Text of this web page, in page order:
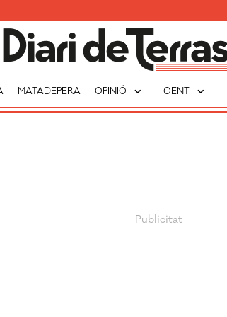
MATADEPERA OPINIÓ expand_more GENT expand_more